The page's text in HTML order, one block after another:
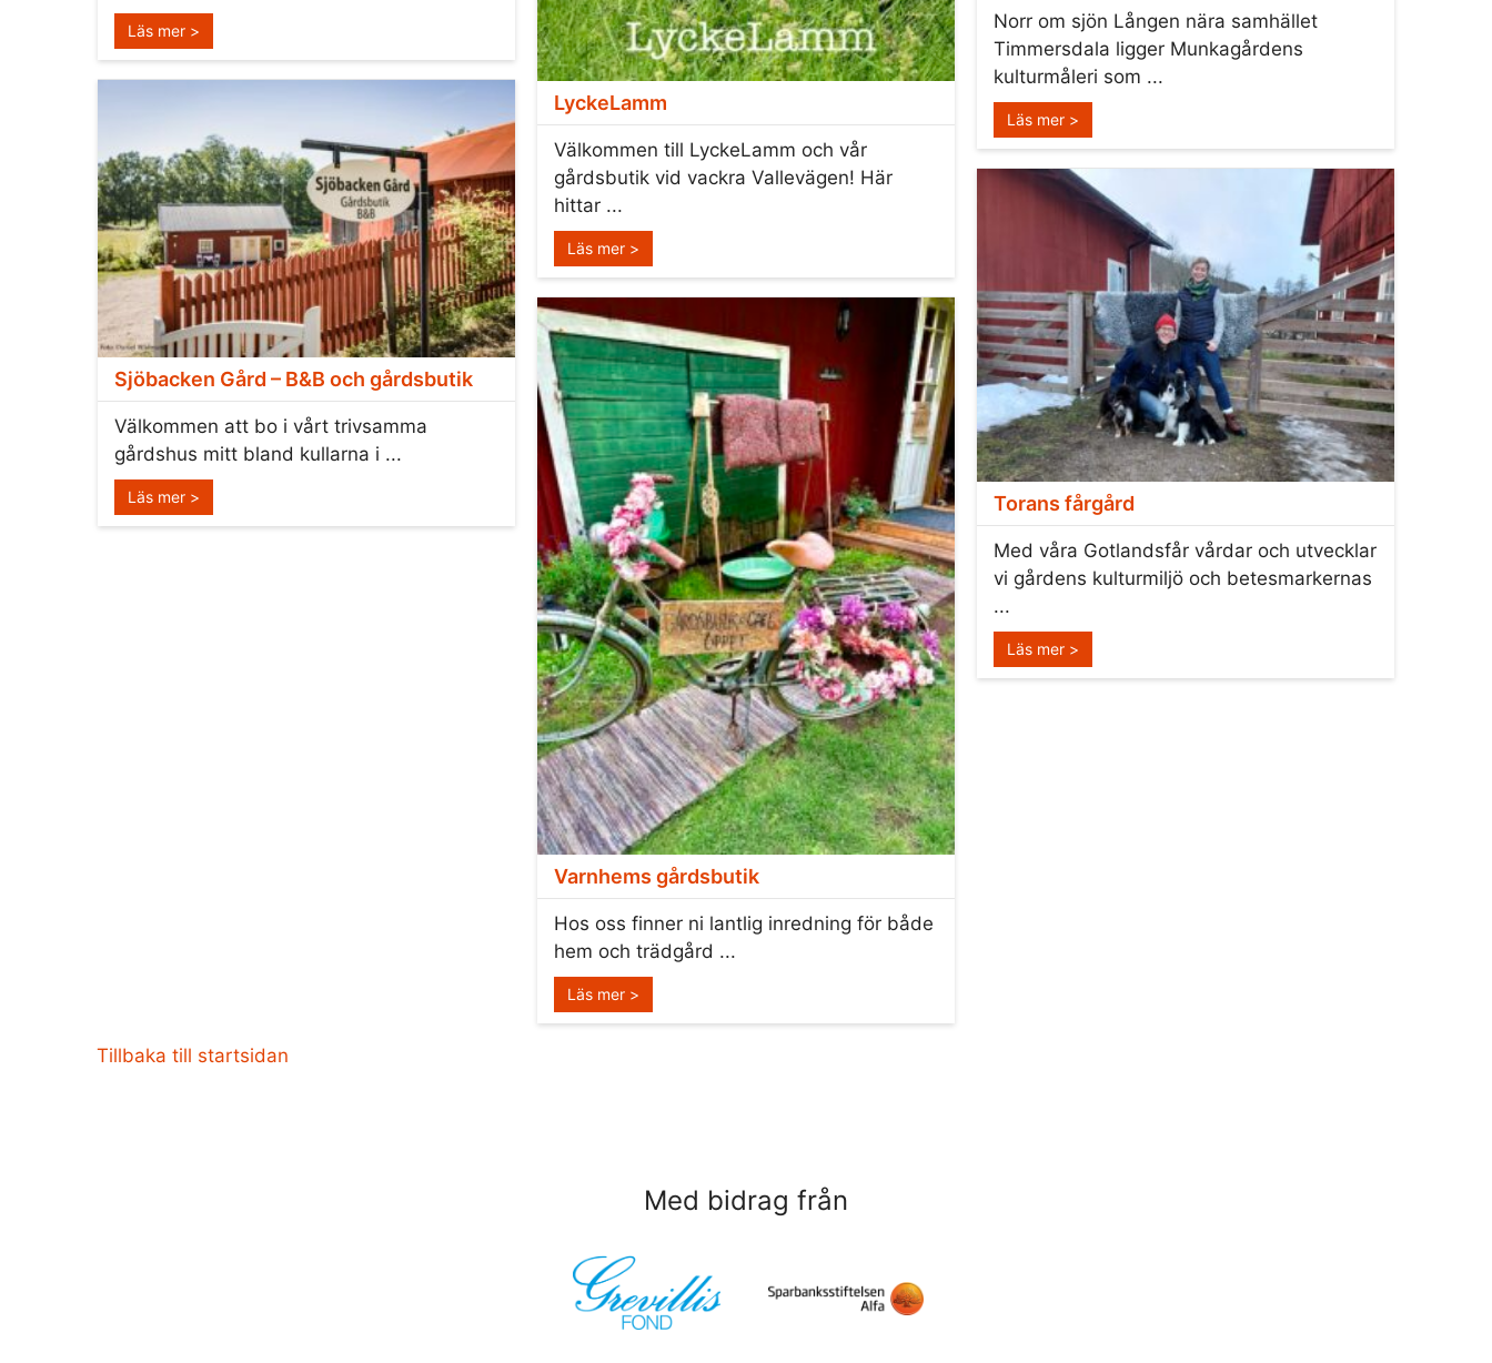
LyckeLamm
Välkommen till LyckeLamm och vår
gårdsbutik vid vackra Vallevägen! Här
hittar ...
Läs mer >
Läs mer >
Norr om sjön Lången nära samhället
Timmersdala ligger Munkagårdens
kulturmåleri som ...
Läs mer >
Sjöbacken Gård – B&B och gårdsbutik
Välkommen att bo i vårt trivsamma
gårdshus mitt bland kullarna i ...
Läs mer > Torans fårgård
Med våra Gotlandsfår vårdar och utvecklar
vi gårdens kulturmiljö och betesmarkernas
...
Läs mer >
Varnhems gårdsbutik
Hos oss finner ni lantlig inredning för både
hem och trädgård ...
Läs mer >
Tillbaka till startsidan
Med bidrag från